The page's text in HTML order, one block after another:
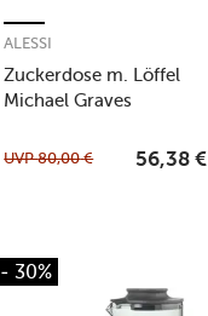
Zuckerdose m. Löffel
Michael Graves
ALESSI
UVP80,00 € 56,38 €
- 30%